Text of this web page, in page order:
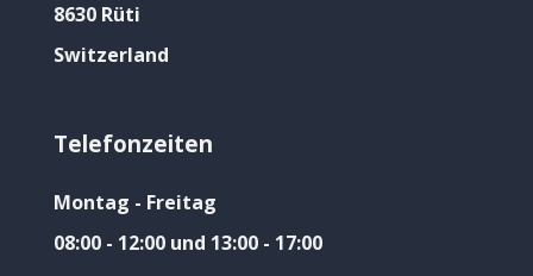
8630 Rüti
Switzerland
Telefonzeiten
Montag - Freitag
08:00 - 12:00 und 13:00 - 17:00